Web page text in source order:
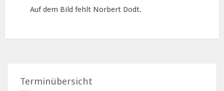
Terminübersicht
Auf dem Bild fehlt Norbert Dodt.